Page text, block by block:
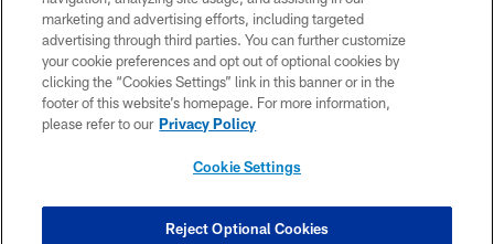
Conditions.
PRIVACY POLICY
ACCESSIBILITY
CONTACT US
COOKIE SETTINGS
marketing and advertising efforts, including targeted
advertising through third parties. You can further customize
your cookie preferences and opt out of optional cookies by
clicking the “Cookies Settings” link in this banner or in the
footer of this website’s homepage. For more information,
please refer to our Privacy Policy
Cookie Settings
Reject Optional Cookies